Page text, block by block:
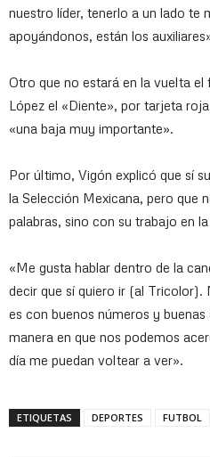
nuestro líder, tenerlo a un lado te
apoyándonos, están los
Otro que no estará en la vuelta el
López el «Diente», por tarjeta
«una baja muy importante».
Por último, Vigón explicó que sí
la Selección Mexicana, pero que
palabras, sino con su trabajo en
«Me gusta hablar dentro de la
decir que sí quiero ir (al Tricolor).
es con buenos números y
manera en que nos podemos
día me puedan voltear a ver».
ETIQUETAS DEPORTES FUTBOL